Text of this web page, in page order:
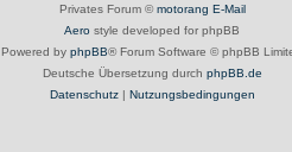
Privates Forum ©motorang E-Mail
Aero style developed for phpBB
Powered by phpBB® Forum Software © phpBB
Deutsche Übersetzung durch phpBB.de
Datenschutz| Nutzungsbedingungen